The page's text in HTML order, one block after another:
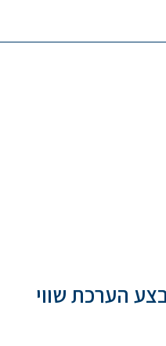
הערכת שווי